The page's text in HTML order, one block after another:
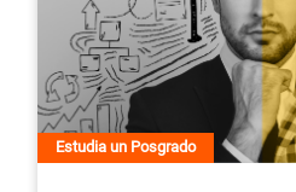
Estudia un Posgrado